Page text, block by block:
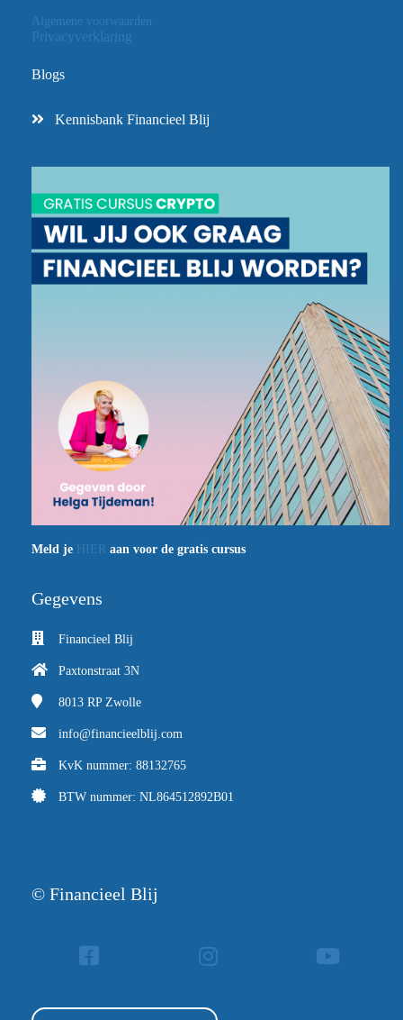
Algemene voorwaarden
Privacyverklaring
Blogs
Kennisbank Financieel Blij
Meld je HIER aan voor de gratis cursus
Gegevens
Financieel Blij
Paxtonstraat 3N
8013 RP Zwolle
info@financieelblij.com
KvK nummer: 88132765
BTW nummer: NL864512892B01
© Financieel Blij